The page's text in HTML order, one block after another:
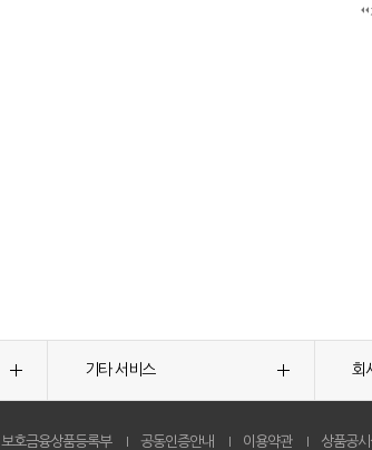
기타 서비스 회
보호금융상품등록부 공동인증안내 이용약관 상품공